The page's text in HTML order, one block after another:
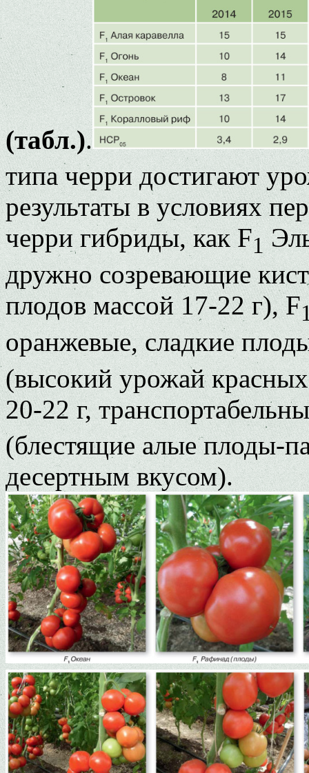
(табл.).
типа черри достигают
результаты в условиях
черри гибриды, как F1
дружно созревающие
плодов массой 17-22 г), F
оранжевые, сладкие
(высокий урожай
20-22 г,
(блестящие алые плоды-
десертным вкусом).